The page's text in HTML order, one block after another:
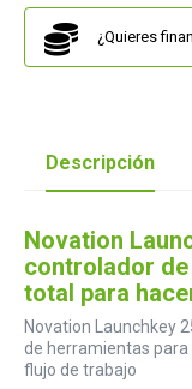
¿Quieres
Descripción
Novation
controlador
total para
Novation Launchkey
de herramientas
flujo de trabajo